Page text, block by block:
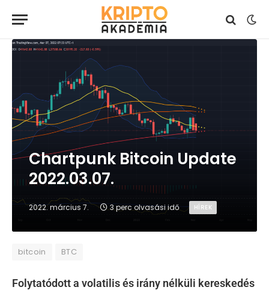
Chartpunk Bitcoin Update
2022.03.07.
2022. március 7. 3 perc olvasási idő HÍREK
bitcoin BTC
Folytatódott a volatilis és irány nélküli kereskedés